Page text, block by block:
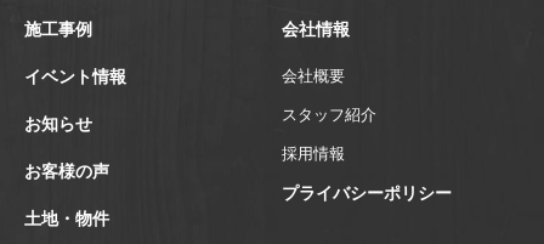
施工事例
イベント情報
お知らせ
お客様の声
土地・物件
会社情報
会社概要
スタッフ紹介
採用情報
プライバシーポリシー